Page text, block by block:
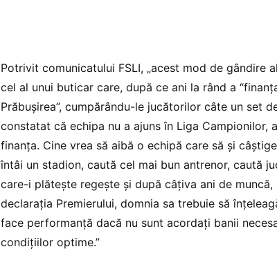
Potrivit comunicatului FSLI, „acest mod de gândire
cel al unui buticar care, după ce ani la rând a
Prăbușirea”, cumpărându-le jucătorilor câte un set
constatat că echipa nu a ajuns în Liga Campionilor,
finanța. Cine vrea să aibă o echipă care să și
întâi un stadion, caută cel mai bun antrenor, caută
care-i plătește regește și după câțiva ani de muncă,
declarația Premierului, domnia sa trebuie să
face performanță dacă nu sunt acordați banii
condițiilor optime.”